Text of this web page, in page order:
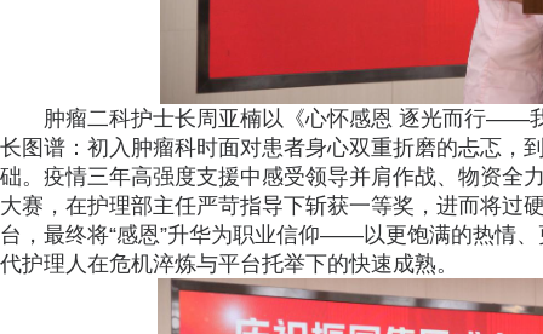
肿瘤二科护士长周亚楠以《心怀感恩 逐光而行——
长图谱：初入肿瘤科时面对患者身心双重折磨的忐忑，
础。疫情三年高强度支援中感受领导并肩作战、物资全
大赛，在护理部主任严苛指导下斩获一等奖，进而将过
台，最终将“感恩”升华为职业信仰——以更饱满的热情
代护理人在危机淬炼与平台托举下的快速成熟。